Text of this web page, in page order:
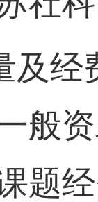
及经
般
题